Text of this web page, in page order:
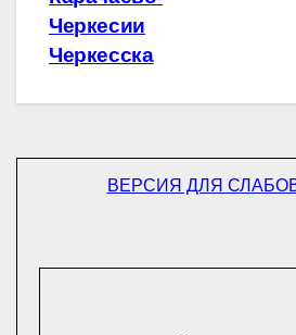
Черкесии
Черкесска
ВЕРСИЯ ДЛЯ